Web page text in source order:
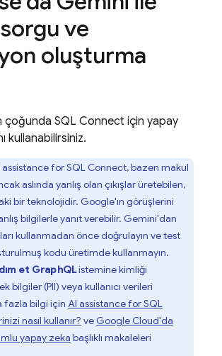
sorgu ve
oluşturma
çoğunda SQL Connect için yapay
kullanabilirsiniz.
assistance forSQL Connect, bazen makul
aslında yanlış olan çıkışlar üretebilen,
bir teknolojidir. Google'ın görüşlerini
bilgilerle yanıt verebilir. Gemini'dan
kullanmadan önce doğrulayın ve test
kodu üretimde kullanmayın.
et GraphQListemine kimliği
bilgiler (PII) veya kullanıcı verileri
fazla bilgi için AI assistance forSQL
nasıl kullanır? ve Google Cloud'da
yapay zeka başlıklı makaleleri